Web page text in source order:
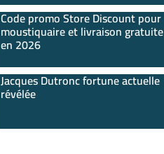
Code promo Store Discount pour
moustiquaire et livraison gratuite
en 2026
Jacques Dutronc fortune actuelle
révélée